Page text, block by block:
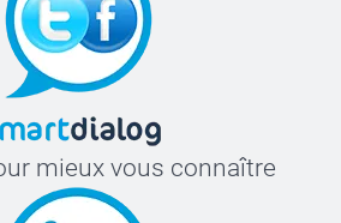
mieux vous connaître